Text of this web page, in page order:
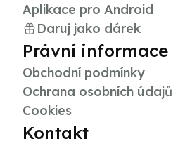
Aplikace pro Android
Daruj jako dárek
Právní informace
Obchodní podmínky
Ochrana osobních údajů
Cookies
Kontakt